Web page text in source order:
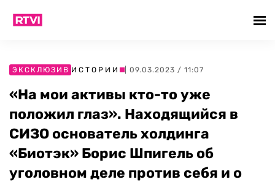
ЭКСКЛЮЗИВ ИСТОРИИ | 09.03.2023 / 11:07
«На мои активы кто-то уже
положил глаз». Находящийся в
СИЗО основатель холдинга
«Биотэк» Борис Шпигель об
уголовном деле против себя и о